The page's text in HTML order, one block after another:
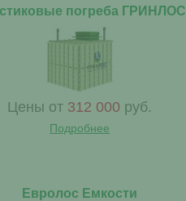
погреба ГРИНЛОС
Цены от 312 000 руб.
Подробнее
Евролос Емкости